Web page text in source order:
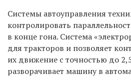
Системы автоуправления
контролировать
в конце гона. Система
для тракторов и позволяет
их движение с точностью до
разворачивает машину в